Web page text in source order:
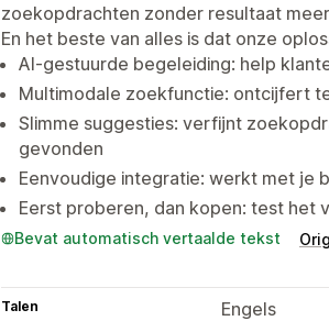
zoekopdrachten zonder resultaat
En het beste van alles is dat onze
AI-gestuurde begeleiding: help
Multimodale zoekfunctie: ontcijfert
Slimme suggesties: verfijnt
gevonden
Eenvoudige integratie: werkt met je
Eerst proberen, dan kopen: test het
Bevat automatisch vertaalde tekst
Talen
Engels